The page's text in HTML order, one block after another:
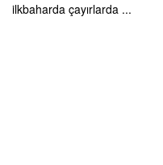
ilkbaharda çayırlarda ...